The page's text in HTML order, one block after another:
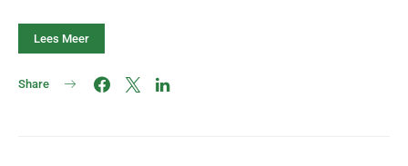
Lees Meer
Share